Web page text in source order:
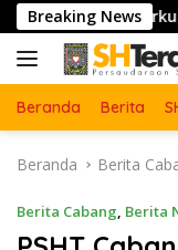
Langsung
ke
konten
Breaking News
Perkuat Semangat
Beranda Berita
Beranda Berita
Berita Cabang, Berita